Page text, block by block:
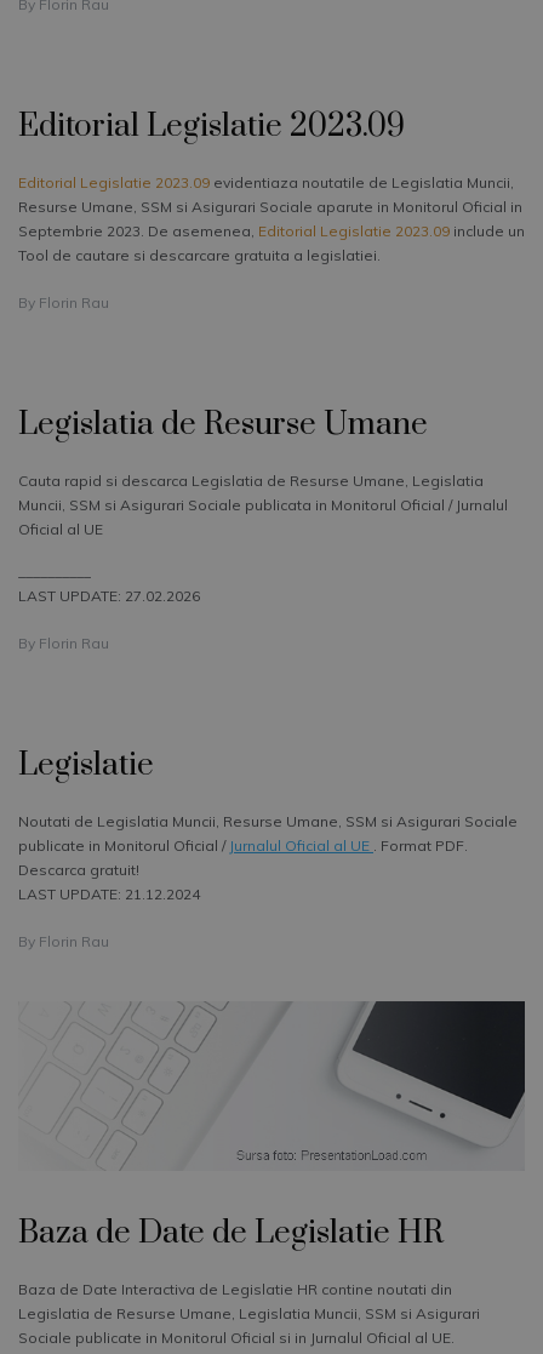
By Florin Rau
Editorial Legislatie 2023.09
Editorial Legislatie 2023.09 evidentiaza noutatile de Legislatia Muncii,
Resurse Umane, SSM si Asigurari Sociale aparute in Monitorul Oficial in
Septembrie 2023. De asemenea, Editorial Legislatie 2023.09 include un
Tool de cautare si descarcare gratuita a legislatiei.
By Florin Rau
Legislatia de Resurse Umane
Cauta rapid si descarca Legislatia de Resurse Umane, Legislatia
Muncii, SSM si Asigurari Sociale publicata in Monitorul Oficial / Jurnalul
Oficial al UE
LAST UPDATE: 27.02.2026
By Florin Rau
Legislatie
Noutati de Legislatia Muncii, Resurse Umane, SSM si Asigurari Sociale
publicate in Monitorul Oficial / Jurnalul Oficial al UE . Format PDF.
Descarca gratuit!
LAST UPDATE: 21.12.2024
By Florin Rau
Baza de Date de Legislatie HR
Baza de Date Interactiva de Legislatie HR contine noutati din
Legislatia de Resurse Umane, Legislatia Muncii, SSM si Asigurari
Sociale publicate in Monitorul Oficial si in Jurnalul Oficial al UE.